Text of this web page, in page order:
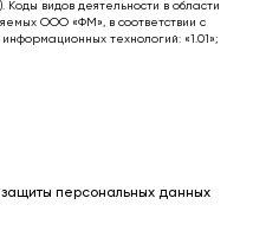
видов деятельности в области
ООО «ФМ», в соответствии с
технологий: «1.01»;
персональных данных